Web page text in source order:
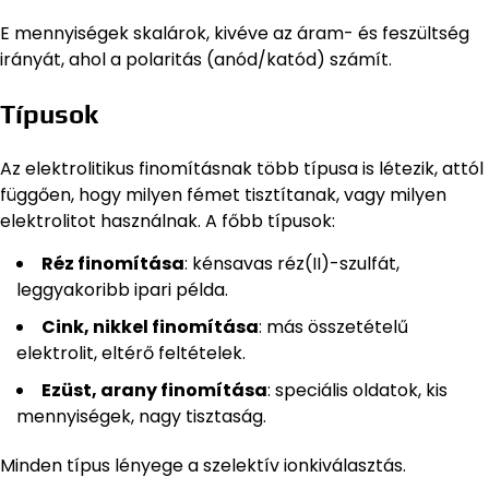
E mennyiségek skalárok, kivéve az áram- és feszültség
irányát, ahol a polaritás (anód/katód) számít.
Típusok
Az elektrolitikus finomításnak több típusa is létezik, attól
függően, hogy milyen fémet tisztítanak, vagy milyen
elektrolitot használnak. A főbb típusok:
Réz finomítása: kénsavas réz(II)-szulfát,
leggyakoribb ipari példa.
Cink, nikkel finomítása: más összetételű
elektrolit, eltérő feltételek.
Ezüst, arany finomítása: speciális oldatok, kis
mennyiségek, nagy tisztaság.
Minden típus lényege a szelektív ionkiválasztás.